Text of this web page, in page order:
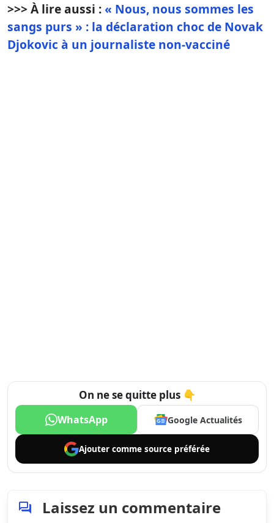
>>> À lire aussi :« Nous, nous sommes les
sangs purs » : la déclaration choc de Novak
Djokovic à un journaliste non-vacciné
On ne se quitte plus 👇
WhatsApp Google Actualités
Ajouter comme source préférée
Laissez un commentaire